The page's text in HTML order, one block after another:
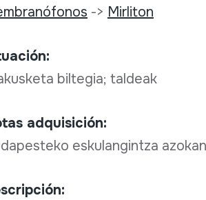
-> Mirliton
biltegia; taldeak
adquisición:
eskulangintza